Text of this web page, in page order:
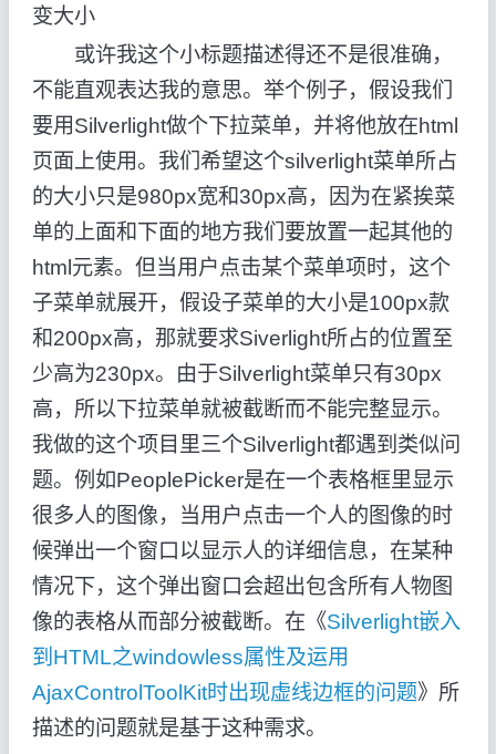
变大小
或许我这个小标题描述得还不是很准确，
不能直观表达我的意思。举个例子，假设我们
要用Silverlight做个下拉菜单，并将他放在html
页面上使用。我们希望这个silverlight菜单所占
的大小只是980px宽和30px高，因为在紧挨菜
单的上面和下面的地方我们要放置一起其他的
html元素。但当用户点击某个菜单项时，这个
子菜单就展开，假设子菜单的大小是100px款
和200px高，那就要求Siverlight所占的位置至
少高为230px。由于Silverlight菜单只有30px
高，所以下拉菜单就被截断而不能完整显示。
我做的这个项目里三个Silverlight都遇到类似问
题。例如PeoplePicker是在一个表格框里显示
很多人的图像，当用户点击一个人的图像的时
候弹出一个窗口以显示人的详细信息，在某种
情况下，这个弹出窗口会超出包含所有人物图
像的表格从而部分被截断。在《Silverlight嵌入
到HTML之windowless属性及运用
AjaxControlToolKit时出现虚线边框的问题》所
描述的问题就是基于这种需求。